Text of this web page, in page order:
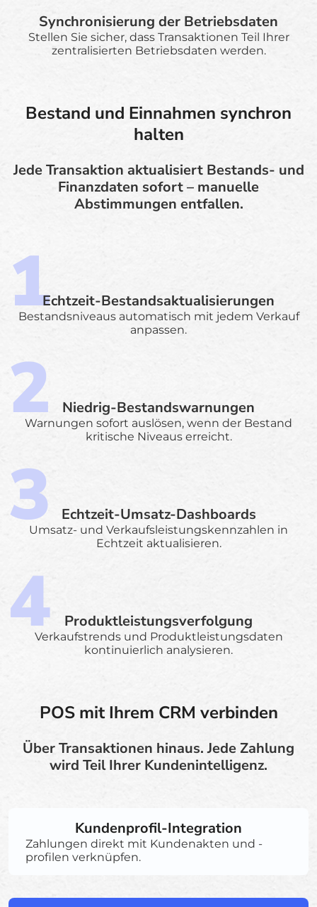
Synchronisierung der Betriebsdaten
Stellen Sie sicher, dass Transaktionen Teil Ihrer
zentralisierten Betriebsdaten werden.
Bestand und Einnahmen synchron
halten
Jede Transaktion aktualisiert Bestands- und
Finanzdaten sofort – manuelle
Abstimmungen entfallen.
Echtzeit-Bestandsaktualisierungen
Bestandsniveaus automatisch mit jedem Verkauf
anpassen.
Niedrig-Bestandswarnungen
Warnungen sofort auslösen, wenn der Bestand
kritische Niveaus erreicht.
Echtzeit-Umsatz-Dashboards
Umsatz- und Verkaufsleistungskennzahlen in
Echtzeit aktualisieren.
Produktleistungsverfolgung
Verkaufstrends und Produktleistungsdaten
kontinuierlich analysieren.
POS mit Ihrem CRM verbinden
Über Transaktionen hinaus. Jede Zahlung
wird Teil Ihrer Kundenintelligenz.
Kundenprofil-Integration
Zahlungen direkt mit Kundenakten und -
profilen verknüpfen.